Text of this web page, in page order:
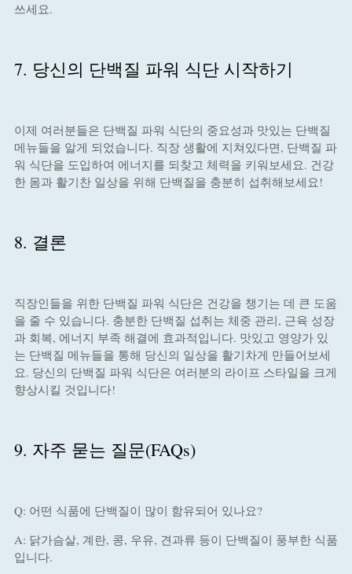
쓰세요.
7. 당신의 단백질 파워 식단 시작하기
이제 여러분들은 단백질 파워 식단의 중요성과 맛있는 단백질
메뉴들을 알게 되었습니다. 직장 생활에 지쳐있다면, 단백질 파
워 식단을 도입하여 에너지를 되찾고 체력을 키워보세요. 건강
한 몸과 활기찬 일상을 위해 단백질을 충분히 섭취해보세요!
8. 결론
직장인들을 위한 단백질 파워 식단은 건강을 챙기는 데 큰 도움
을 줄 수 있습니다. 충분한 단백질 섭취는 체중 관리, 근육 성장
과 회복, 에너지 부족 해결에 효과적입니다. 맛있고 영양가 있
는 단백질 메뉴들을 통해 당신의 일상을 활기차게 만들어보세
요. 당신의 단백질 파워 식단은 여러분의 라이프 스타일을 크게
향상시킬 것입니다!
9. 자주 묻는 질문(FAQs)
Q: 어떤 식품에 단백질이 많이 함유되어 있나요?
A: 닭가슴살, 계란, 콩, 우유, 견과류 등이 단백질이 풍부한 식품
입니다.